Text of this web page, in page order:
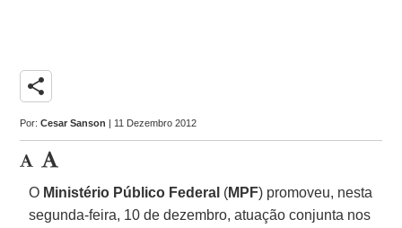
share
Por:Cesar Sanson | 11 Dezembro 2012
O Ministério Público Federal (MPF) promoveu, nesta
segunda-feira, 10 de dezembro, atuação conjunta nos